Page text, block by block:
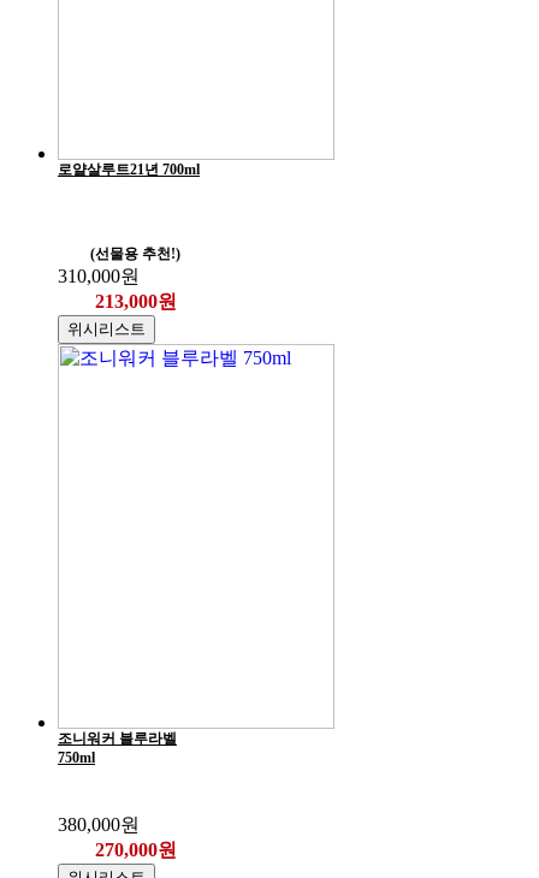
로얄살루트21년 700ml
(선물용 추천!)
310,000원
213,000원
위시리스트
조니워커 블루라벨
750ml
380,000원
270,000원